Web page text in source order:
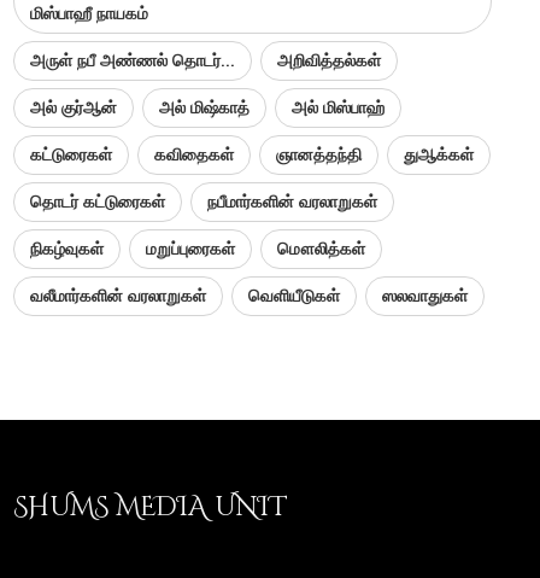
மிஸ்பாஹீ நாயகம்
அருள் நபீ அண்ணல் தொடர்... அறிவித்தல்கள்
அல் குர்ஆன் அல் மிஷ்காத் அல் மிஸ்பாஹ்
கட்டுரைகள் கவிதைகள் ஞானத்தந்தி துஆக்கள்
தொடர் கட்டுரைகள் நபீமார்களின் வரலாறுகள்
நிகழ்வுகள் மறுப்புரைகள் மௌலித்கள்
வலீமார்களின் வரலாறுகள் வெளியீடுகள் ஸலவாதுகள்
SHUMS MEDIA UNIT